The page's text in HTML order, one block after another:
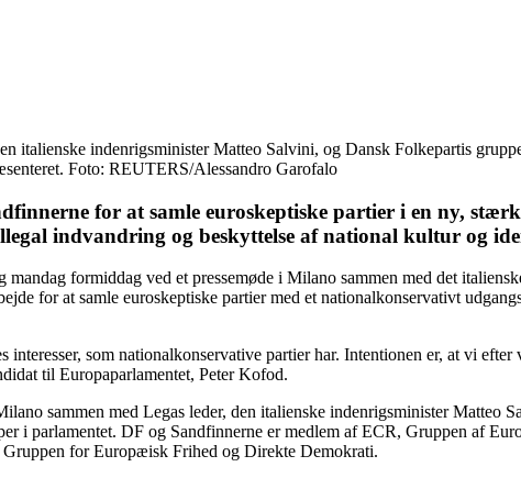
italienske indenrigsminister Matteo Salvini, og Dansk Folkepartis
Foto: REUTERS/Alessandro Garofalo
for at samle euroskeptiske partier i en ny,
indvandring og beskyttelse af national kultur og
formiddag ved et pressemøde i Milano sammen med det
for at samle euroskeptiske partier med et nationalkonservativt
som nationalkonservative partier har. Intentionen er, at vi efter
til Europaparlamentet, Peter Kofod.
sammen med Legas leder, den italienske indenrigsminister Matteo
i parlamentet. DF og Sandfinnerne er medlem af ECR, Gruppen af
for Europæisk Frihed og Direkte Demokrati.